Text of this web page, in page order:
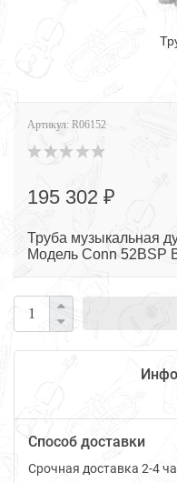
Артикул: R06152
195 302 ₽
Труба музыкальная
Модель Conn 52BSP
Способ доставки
Срочная доставка 2-4